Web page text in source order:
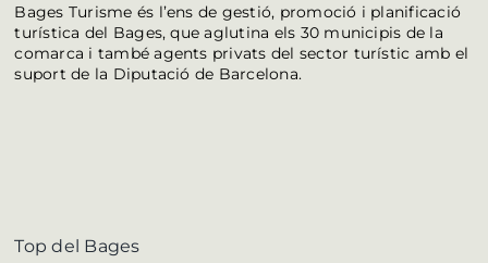
Bages Turisme és l’ens de gestió, promoció i planificació
turística del Bages, que aglutina els 30 municipis de la
comarca i també agents privats del sector turístic amb el
suport de la Diputació de Barcelona.
Top del Bages